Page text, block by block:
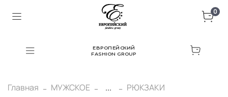
0
ЕВРОПЕЙСКИЙ
FASHION GROUP
Главная МУЖСКОЕ ... РЮКЗАКИ